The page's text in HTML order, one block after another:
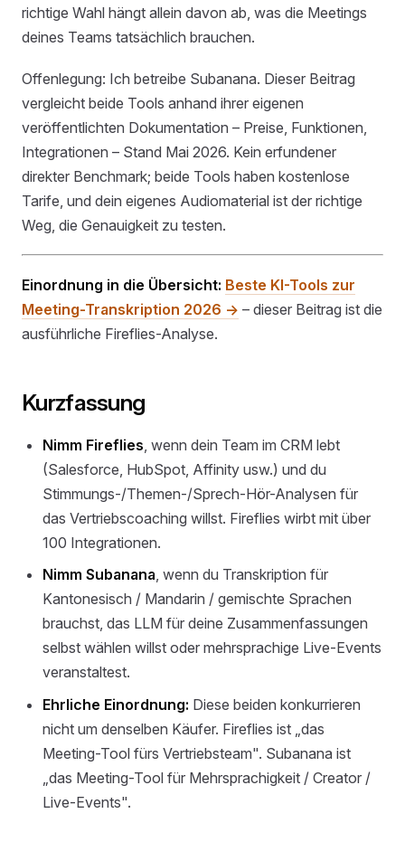
richtige Wahl hängt allein davon ab, was die Meetings
deines Teams tatsächlich brauchen.
Offenlegung: Ich betreibe Subanana. Dieser Beitrag
vergleicht beide Tools anhand ihrer eigenen
veröffentlichten Dokumentation – Preise, Funktionen,
Integrationen – Stand Mai 2026. Kein erfundener
direkter Benchmark; beide Tools haben kostenlose
Tarife, und dein eigenes Audiomaterial ist der richtige
Weg, die Genauigkeit zu testen.
Einordnung in die Übersicht: Beste KI-Tools zur
Meeting-Transkription 2026 → – dieser Beitrag ist die
ausführliche Fireflies-Analyse.
Kurzfassung
Nimm Fireflies , wenn dein Team im CRM lebt
(Salesforce, HubSpot, Affinity usw.) und du
Stimmungs-/Themen-/Sprech-Hör-Analysen für
das Vertriebscoaching willst. Fireflies wirbt mit über
100 Integrationen.
Nimm Subanana, wenn du Transkription für
Kantonesisch / Mandarin / gemischte Sprachen
brauchst, das LLM für deine Zusammenfassungen
selbst wählen willst oder mehrsprachige Live-Events
veranstaltest.
Ehrliche Einordnung: Diese beiden konkurrieren
nicht um denselben Käufer. Fireflies ist „das
Meeting-Tool fürs Vertriebsteam". Subanana ist
„das Meeting-Tool für Mehrsprachigkeit / Creator /
Live-Events".